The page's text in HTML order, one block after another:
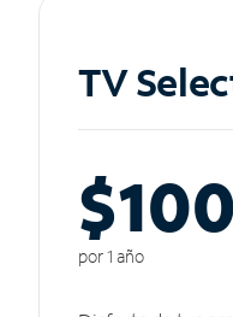
TV
$100
por 1 año